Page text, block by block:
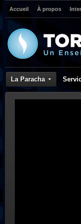
Accueil À propos
La Paracha